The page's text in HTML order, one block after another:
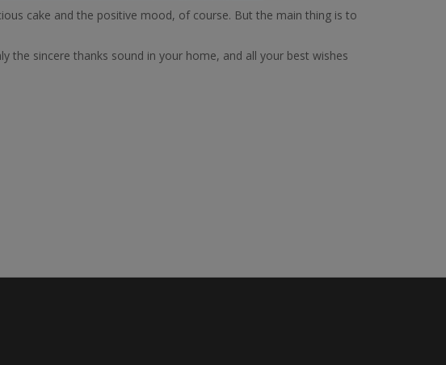
cake and the positive mood, of course. But the main thing is to
the sincere thanks sound in your home, and all your best wishes